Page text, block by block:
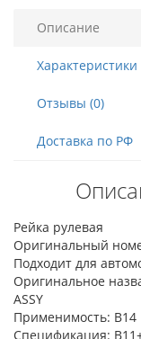
Описание
Характеристики
Отзывы (0)
Доставка по РФ
Рейка рулевая
Оригинальный
Подходит для
Оригинальное
ASSY
Применимость: B14
Спецификация: